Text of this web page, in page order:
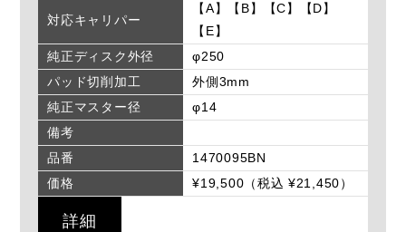
対応キャリパー
【A】【B】【C】【D】
【E】
純正ディスク外径
φ250
パッド切削加工
外側3mm
純正マスター径
φ14
備考
品番
1470095BN
価格
¥19,500（税込 ¥21,450）
詳細